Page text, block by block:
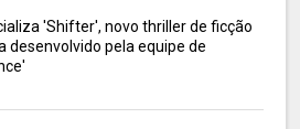
'Shifter', novo thriller de ficção
desenvolvido pela equipe de